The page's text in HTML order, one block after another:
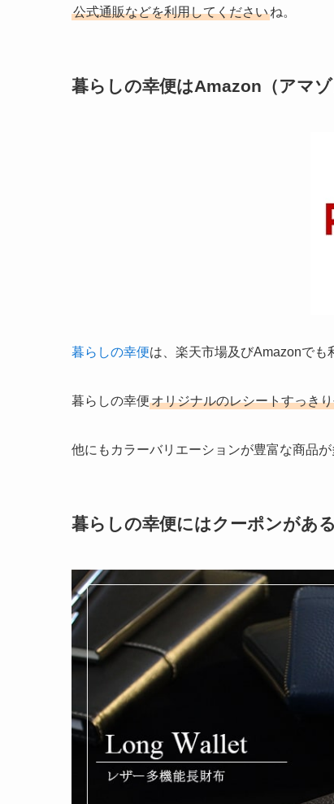
公式通販などを利用してくださいね。
暮らしの幸便はAmazon（アマ
暮らしの幸便は、楽天市場及びAmazonでも
暮らしの幸便オリジナルのレシートすっき
他にもカラーバリエーションが豊富な商品が
暮らしの幸便にはクーポンがあ